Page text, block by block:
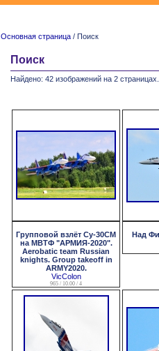
Основная страница / Поиск
Поиск
Найдено: 42 изображений на 2
Групповой взлёт Су-30СМ
на МВТФ "АРМИЯ-2020".
Aerobatic team Russian
knights. Group takeoff in
ARMY2020.
VicColon
965 / 10.00 / 4
Над